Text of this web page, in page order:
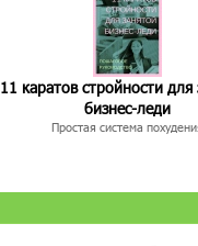
11 каратов стройности для
бизнес-леди
Простая система